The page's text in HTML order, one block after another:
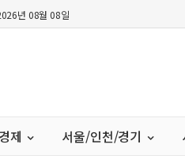
년 08월 08일
경제 서울/인천/경기